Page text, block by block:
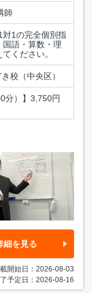
師
対1の完全個別指
語・算数・理
ください。
校（中央区）
分）】3,750円
細を見る
開始日：2026-08-03
予定日：2026-08-16